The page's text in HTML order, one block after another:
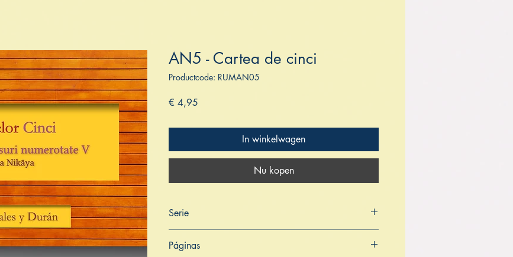
AN5 - Cartea de cinci
Productcode: RUMAN05
€ 4,95
In winkelwagen
Nu kopen
Serie
Páginas